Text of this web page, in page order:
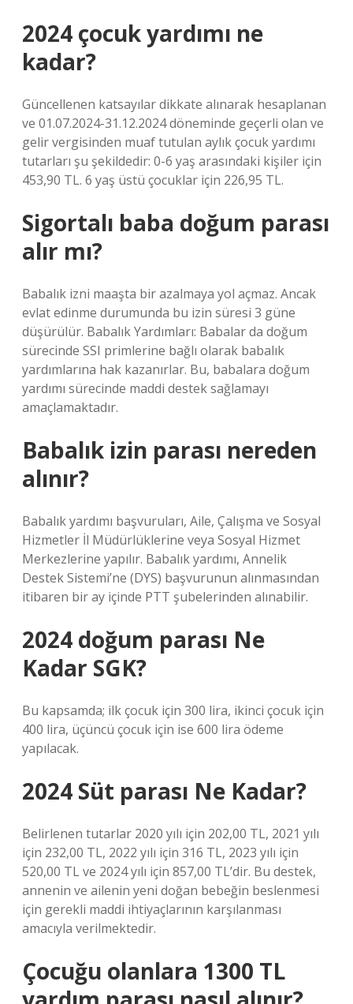
2024 çocuk yardımı ne
kadar?
Güncellenen katsayılar dikkate alınarak hesaplanan
ve 01.07.2024-31.12.2024 döneminde geçerli olan ve
gelir vergisinden muaf tutulan aylık çocuk yardımı
tutarları şu şekildedir: 0-6 yaş arasındaki kişiler için
453,90 TL. 6 yaş üstü çocuklar için 226,95 TL.
Sigortalı baba doğum parası
alır mı?
Babalık izni maaşta bir azalmaya yol açmaz. Ancak
evlat edinme durumunda bu izin süresi 3 güne
düşürülür. Babalık Yardımları: Babalar da doğum
sürecinde SSI primlerine bağlı olarak babalık
yardımlarına hak kazanırlar. Bu, babalara doğum
yardımı sürecinde maddi destek sağlamayı
amaçlamaktadır.
Babalık izin parası nereden
alınır?
Babalık yardımı başvuruları, Aile, Çalışma ve Sosyal
Hizmetler İl Müdürlüklerine veya Sosyal Hizmet
Merkezlerine yapılır. Babalık yardımı, Annelik
Destek Sistemi’ne (DYS) başvurunun alınmasından
itibaren bir ay içinde PTT şubelerinden alınabilir.
2024 doğum parası Ne
Kadar SGK?
Bu kapsamda; ilk çocuk için 300 lira, ikinci çocuk için
400 lira, üçüncü çocuk için ise 600 lira ödeme
yapılacak.
2024 Süt parası Ne Kadar?
Belirlenen tutarlar 2020 yılı için 202,00 TL, 2021 yılı
için 232,00 TL, 2022 yılı için 316 TL, 2023 yılı için
520,00 TL ve 2024 yılı için 857,00 TL’dir. Bu destek,
annenin ve ailenin yeni doğan bebeğin beslenmesi
için gerekli maddi ihtiyaçlarının karşılanması
amacıyla verilmektedir.
Çocuğu olanlara 1300 TL